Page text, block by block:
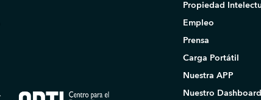
Propiedad
Empleo
Prensa
Carga Portátil
Nuestra APP
Nuestro Dashboard